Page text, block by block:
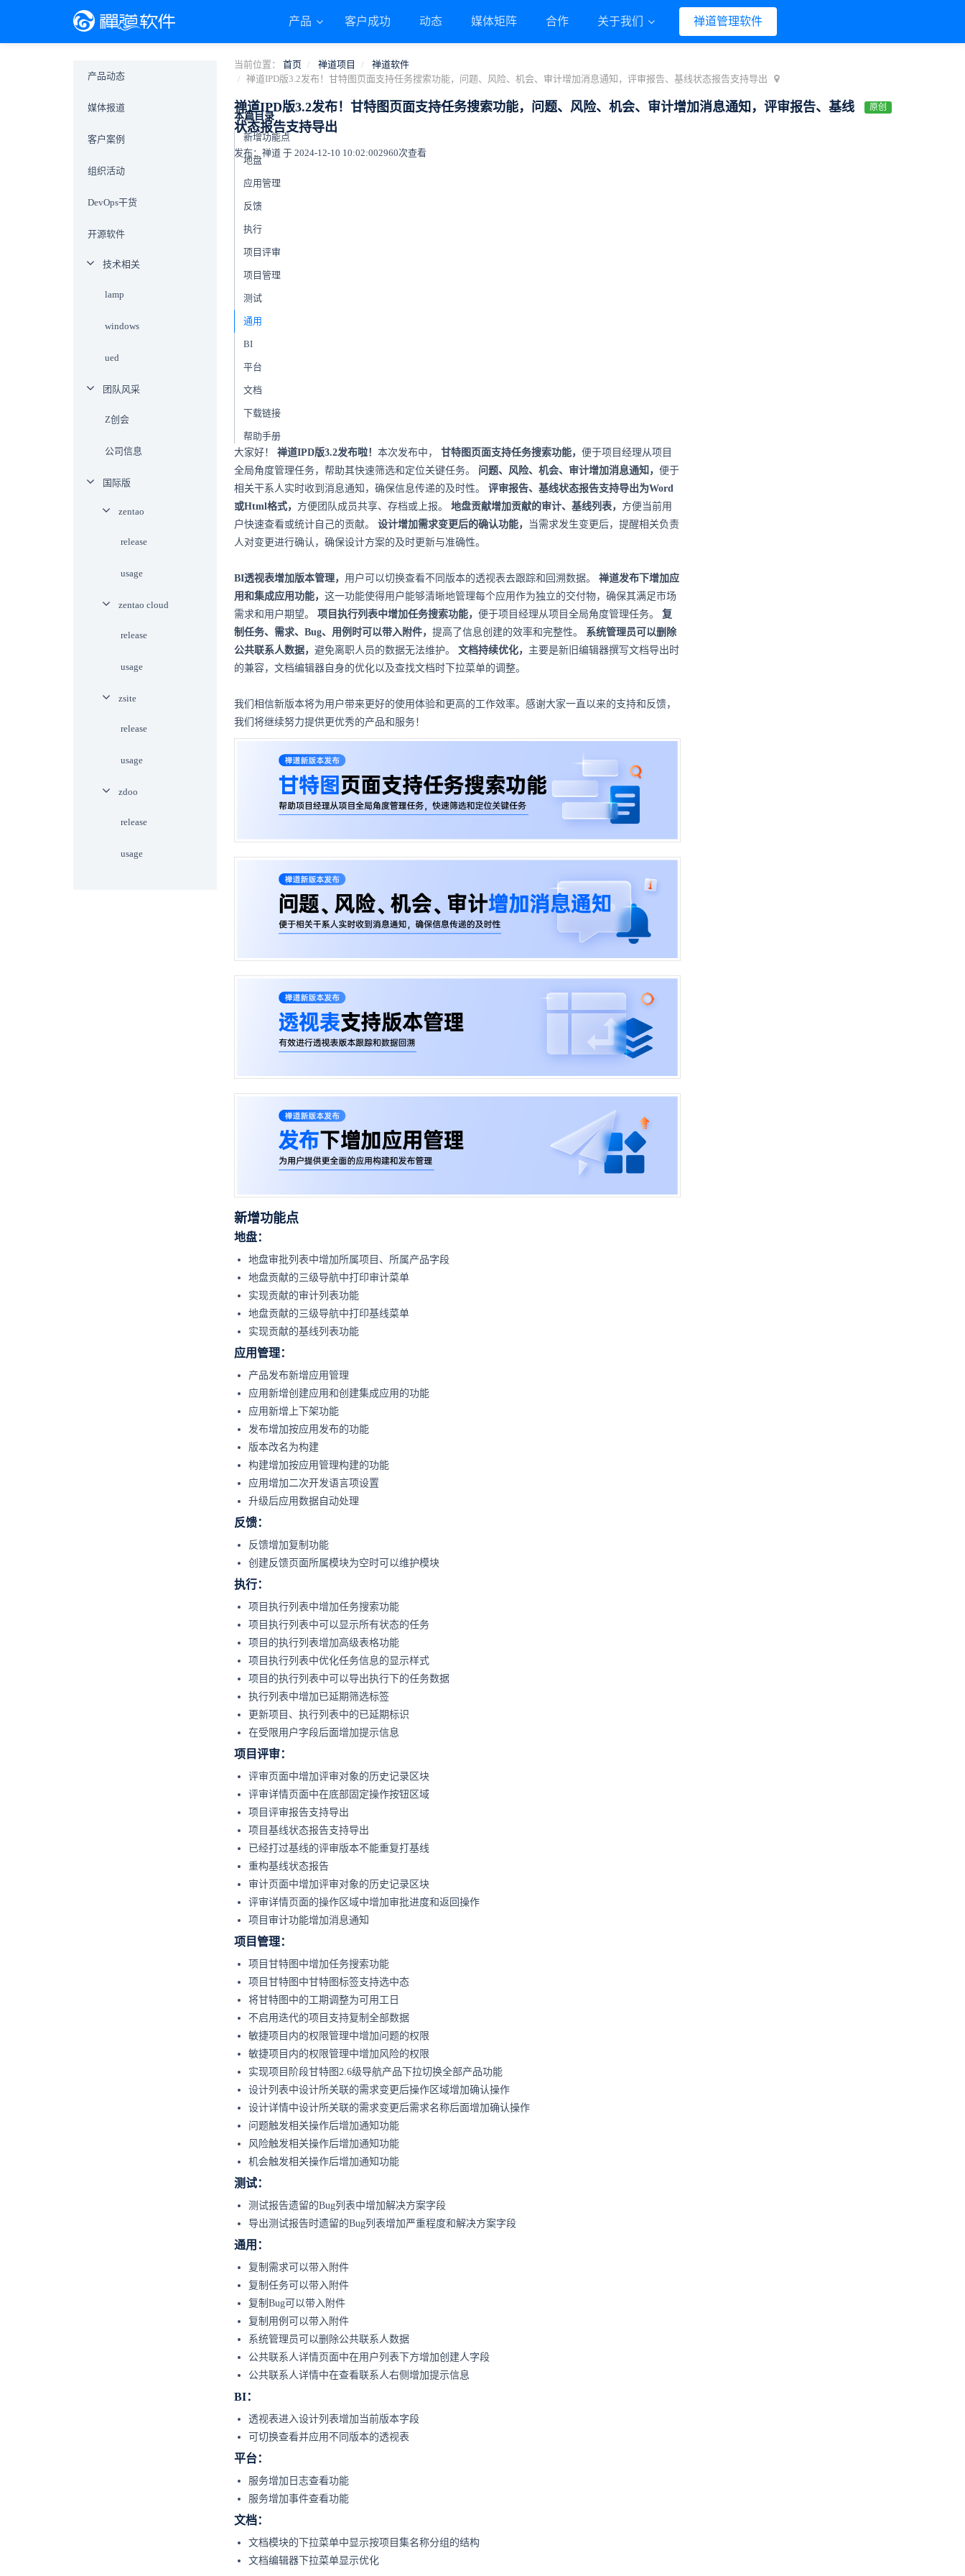
产品 客户成功 动态 媒体矩阵 合作 关于我们 禅道管理软件
当前位置： 首页 禅道项目
禅道软件
禅道IPD版3.2发布！甘特图页面支持任务搜索功能，问题、风险、机会、审计增加消息通知，评审报告、基线状态报告支持导出
禅道IPD版3.2发布！甘特图页面支持任务搜索功能，问题、风险、机会、审计增加消息通知，评审报告、基线
状态报告支持导出
原创
发布：禅道 于 2024-12-10 10:02:002960次查看
本篇目录
新增功能点
地盘
应用管理
反馈
执行
项目评审
项目管理
测试
通用
BI
平台
文档
下载链接
帮助手册
大家好！ 禅道IPD版3.2发布啦！ 本次发布中， 甘特图页面支持任务搜索功能， 便于项目经理从项目
全局角度管理任务，帮助其快速筛选和定位关键任务。 问题、风险、机会、审计增加消息通知， 便于
相关干系人实时收到消息通知，确保信息传递的及时性。 评审报告、基线状态报告支持导出为Word
或Html格式， 方便团队成员共享、存档或上报。 地盘贡献增加贡献的审计、基线列表， 方便当前用
户快速查看或统计自己的贡献。 设计增加需求变更后的确认功能，
当需求发生变更后，提醒相关负责
人对变更进行确认，确保设计方案的及时更新与准确性。
BI透视表增加版本管理， 用户可以切换查看不同版本的透视表去跟踪和回溯数据。 禅道发布下增加应
用和集成应用功能， 这一功能使得用户能够清晰地管理每个应用作为独立的交付物，确保其满足市场
需求和用户期望。 项目执行列表中增加任务搜索功能， 便于项目经理从项目全局角度管理任务。 复
制任务、需求、Bug、用例时可以带入附件， 提高了信息创建的效率和完整性。 系统管理员可以删除
公共联系人数据， 避免离职人员的数据无法维护。 文档持续优化， 主要是新旧编辑器撰写文档导出时
的兼容，文档编辑器自身的优化以及查找文档时下拉菜单的调整。
我们相信新版本将为用户带来更好的使用体验和更高的工作效率。感谢大家一直以来的支持和反馈，
我们将继续努力提供更优秀的产品和服务！
新增功能点
地盘：
地盘审批列表中增加所属项目、所属产品字段
地盘贡献的三级导航中打印审计菜单
实现贡献的审计列表功能
地盘贡献的三级导航中打印基线菜单
实现贡献的基线列表功能
应用管理：
产品发布新增应用管理
应用新增创建应用和创建集成应用的功能
应用新增上下架功能
发布增加按应用发布的功能
版本改名为构建
构建增加按应用管理构建的功能
应用增加二次开发语言项设置
升级后应用数据自动处理
反馈：
反馈增加复制功能
创建反馈页面所属模块为空时可以维护模块
执行：
项目执行列表中增加任务搜索功能
项目执行列表中可以显示所有状态的任务
项目的执行列表增加高级表格功能
项目执行列表中优化任务信息的显示样式
项目的执行列表中可以导出执行下的任务数据
执行列表中增加已延期筛选标签
更新项目、执行列表中的已延期标识
在受限用户字段后面增加提示信息
项目评审：
评审页面中增加评审对象的历史记录区块
评审详情页面中在底部固定操作按钮区域
项目评审报告支持导出
项目基线状态报告支持导出
已经打过基线的评审版本不能重复打基线
重构基线状态报告
审计页面中增加评审对象的历史记录区块
评审详情页面的操作区域中增加审批进度和返回操作
项目审计功能增加消息通知
项目管理：
项目甘特图中增加任务搜索功能
项目甘特图中甘特图标签支持选中态
将甘特图中的工期调整为可用工日
不启用迭代的项目支持复制全部数据
敏捷项目内的权限管理中增加问题的权限
敏捷项目内的权限管理中增加风险的权限
实现项目阶段甘特图2.6级导航产品下拉切换全部产品功能
设计列表中设计所关联的需求变更后操作区域增加确认操作
设计详情中设计所关联的需求变更后需求名称后面增加确认操作
问题触发相关操作后增加通知功能
风险触发相关操作后增加通知功能
机会触发相关操作后增加通知功能
测试：
测试报告遗留的Bug列表中增加解决方案字段
导出测试报告时遗留的Bug列表增加严重程度和解决方案字段
通用：
复制需求可以带入附件
复制任务可以带入附件
复制Bug可以带入附件
复制用例可以带入附件
系统管理员可以删除公共联系人数据
公共联系人详情页面中在用户列表下方增加创建人字段
公共联系人详情中在查看联系人右侧增加提示信息
BI：
透视表进入设计列表增加当前版本字段
可切换查看并应用不同版本的透视表
平台：
服务增加日志查看功能
服务增加事件查看功能
文档：
文档模块的下拉菜单中显示按项目集名称分组的结构
文档编辑器下拉菜单显示优化
产品动态
媒体报道
客户案例
组织活动
DevOps干货
开源软件
技术相关
lamp
windows
ued
团队风采
Z创会
公司信息
国际版
zentao
release
usage
zentao cloud
release
usage
zsite
release
usage
zdoo
release
usage